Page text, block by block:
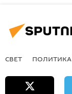
СВЕТ ПОЛИТИКА